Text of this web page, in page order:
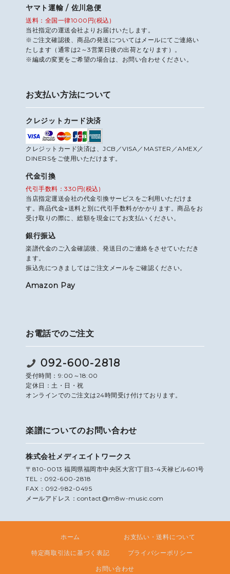
ヤマト運輸 / 佐川急便
送料：全国一律1000円(税込)
当社指定の運送会社よりお届けいたします。
※ご注文確認後、商品の発送についてはメールにてご連絡い
たします（通常は2～3営業日後の出荷となります）。
※編成の変更をご希望の場合は、お問い合わせください。
お支払い方法について
クレジットカード決済
クレジットカード決済は、JCB／VISA／MASTER／AMEX／
DINERSをご使用いただけます。
代金引換
代引手数料：330円(税込)
当店指定運送会社の代金引換サービスをご利用いただけま
す。商品代金+送料と別に代引手数料がかかります。商品をお
受け取りの際に、総額を現金にてお支払いください。
銀行振込
楽譜代金のご入金確認後、発送日のご連絡をさせていただき
ます。
振込先につきましてはご注文メールをご確認ください。
Amazon Pay
お電話でのご注文
092-600-2818
受付時間：9:00～18:00
定休日：土・日・祝
オンラインでのご注文は24時間受け付けております。
楽譜についてのお問い合わせ
株式会社メディエイトワークス
〒810-0013 福岡県福岡市中央区大宮1丁目3-4天禄ビル601号
TEL：092-600-2818
FAX：092-982-0495
メールアドレス：contact@m8w-music.com
ホーム お支払い・送料について
特定商取引法に基づく表記 プライバシーポリシー
お問い合わせ